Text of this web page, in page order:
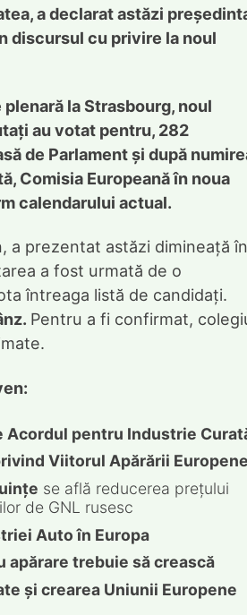
a declarat astăzi
discursul cu privire la noul
la Strasbourg, noul
au votat pentru, 282
de Parlament și după
Comisia Europeană în noua
calendarului actual.
a prezentat astăzi dimineață în
a fost urmată de o
întreaga listă de candidați.
Pentru a fi confirmat,
Acordul pentru Industrie
Viitorul Apărării
se află reducerea prețului
de GNL rusesc
Auto în Europa
apărare trebuie să crească
și crearea Uniunii Europene